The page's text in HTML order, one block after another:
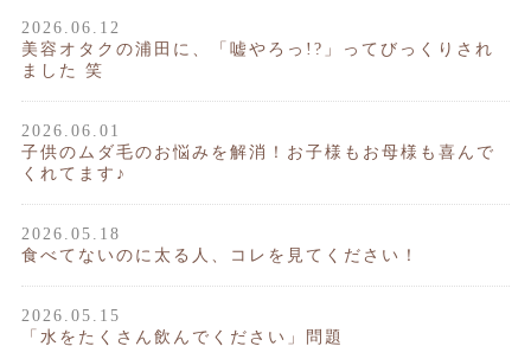
2026.06.12
美容オタクの浦田に、「嘘やろっ!?」ってびっくりされ
ました 笑
2026.06.01
子供のムダ毛のお悩みを解消！お子様もお母様も喜んで
くれてます♪
2026.05.18
食べてないのに太る人、コレを見てください！
2026.05.15
「水をたくさん飲んでください」問題